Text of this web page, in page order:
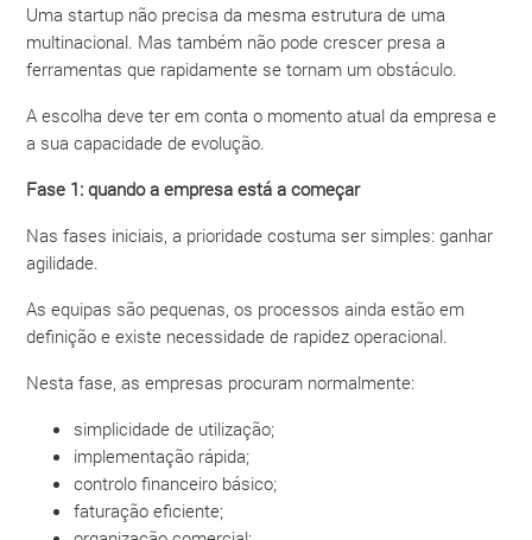
Uma startup não precisa da mesma estrutura de uma
multinacional. Mas também não pode crescer presa a
ferramentas que rapidamente se tornam um obstáculo.
A escolha deve ter em conta o momento atual da empresa e
a sua capacidade de evolução.
Fase 1: quando a empresa está a começar
Nas fases iniciais, a prioridade costuma ser simples: ganhar
agilidade.
As equipas são pequenas, os processos ainda estão em
definição e existe necessidade de rapidez operacional.
Nesta fase, as empresas procuram normalmente:
simplicidade de utilização;
implementação rápida;
controlo financeiro básico;
faturação eficiente;